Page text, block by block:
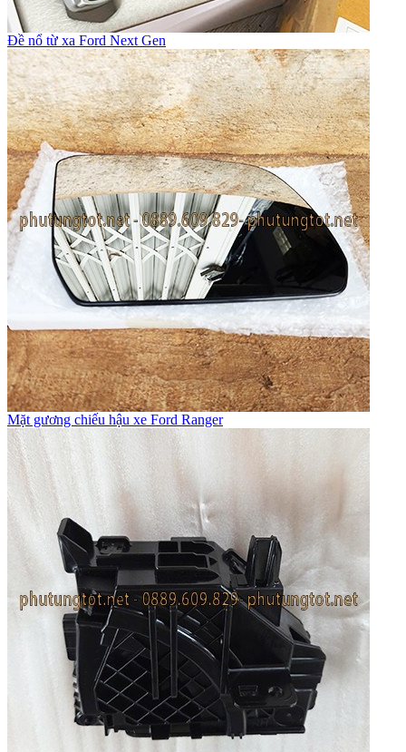
Đề nổ từ xa Ford Next Gen
Mặt gương chiếu hậu xe Ford Ranger